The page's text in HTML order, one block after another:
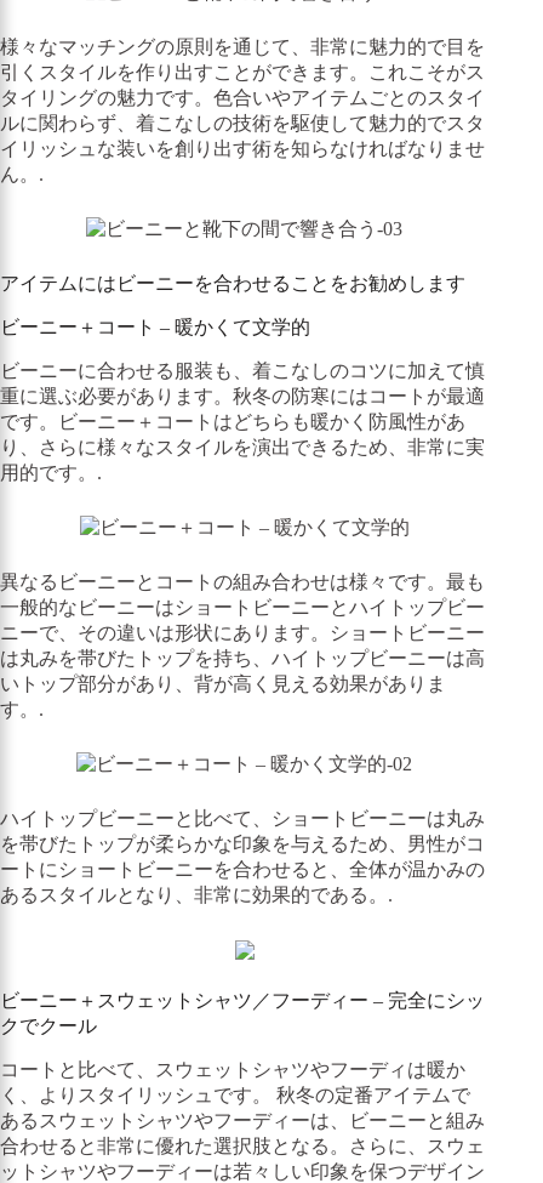
様々なマッチングの原則を通じて、非常に魅力的で目を
引くスタイルを作り出すことができます。これこそがス
タイリングの魅力です。色合いやアイテムごとのスタイ
ルに関わらず、着こなしの技術を駆使して魅力的でスタ
イリッシュな装いを創り出す術を知らなければなりませ
ん。.
アイテムにはビーニーを合わせることをお勧めします
ビーニー＋コート – 暖かくて文学的
ビーニーに合わせる服装も、着こなしのコツに加えて慎
重に選ぶ必要があります。秋冬の防寒にはコートが最適
です。ビーニー＋コートはどちらも暖かく防風性があ
り、さらに様々なスタイルを演出できるため、非常に実
用的です。.
異なるビーニーとコートの組み合わせは様々です。最も
一般的なビーニーはショートビーニーとハイトップビー
ニーで、その違いは形状にあります。ショートビーニー
は丸みを帯びたトップを持ち、ハイトップビーニーは高
いトップ部分があり、背が高く見える効果がありま
す。.
ハイトップビーニーと比べて、ショートビーニーは丸み
を帯びたトップが柔らかな印象を与えるため、男性がコ
ートにショートビーニーを合わせると、全体が温かみの
あるスタイルとなり、非常に効果的である。.
ビーニー＋スウェットシャツ／フーディー – 完全にシッ
クでクール
コートと比べて、スウェットシャツやフーディは暖か
く、よりスタイリッシュです。 秋冬の定番アイテムで
あるスウェットシャツやフーディーは、ビーニーと組み
合わせると非常に優れた選択肢となる。さらに、スウェ
ットシャツやフーディーは若々しい印象を保つデザイン